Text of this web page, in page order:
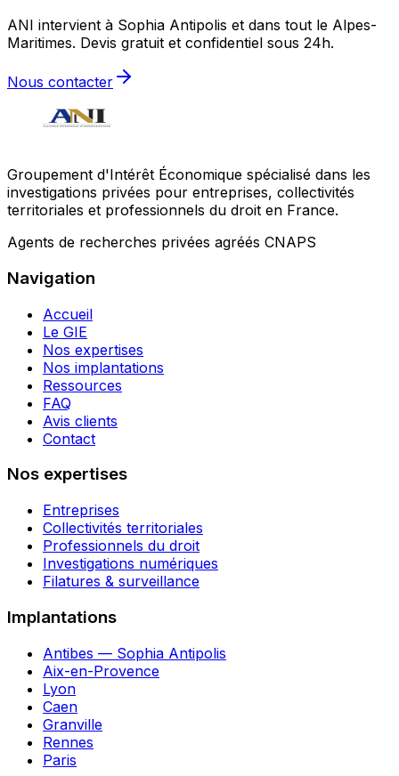
ANI intervient à Sophia Antipolis et dans tout le Alpes-
Maritimes. Devis gratuit et confidentiel sous 24h.
Nous contacter
Groupement d'Intérêt Économique spécialisé dans les
investigations privées pour entreprises, collectivités
territoriales et professionnels du droit en France.
Agents de recherches privées agréés CNAPS
Navigation
Accueil
Le GIE
Nos expertises
Nos implantations
Ressources
FAQ
Avis clients
Contact
Nos expertises
Entreprises
Collectivités territoriales
Professionnels du droit
Investigations numériques
Filatures & surveillance
Implantations
Antibes — Sophia Antipolis
Aix-en-Provence
Lyon
Caen
Granville
Rennes
Paris